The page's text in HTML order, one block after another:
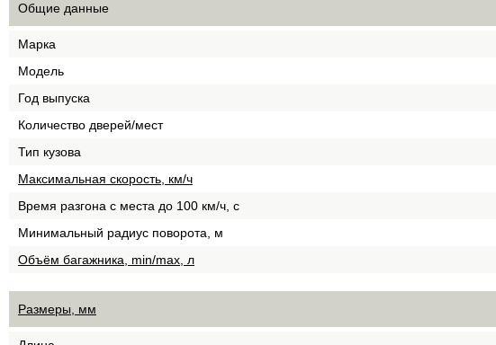
Общие данные
Марка
Модель
Год выпуска
Количество дверей/мест
Тип кузова
Максимальная скорость, км/ч
Время разгона с места до 100 км/ч, с
Минимальный радиус поворота, м
Объём багажника, min/max, л
Размеры, мм